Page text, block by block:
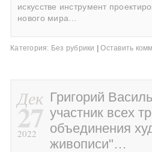
искусстве инструмент
нового мира…
Категория: Без рубрики | Оставить
Дек
27
2022
Григорий
участник всех
объединения
живописи"…